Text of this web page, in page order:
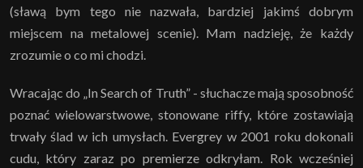
(sławą bym tego nie nazwała, bardziej jakimś dobrym
miejscem na metalowej scenie). Mam nadzieję, że każdy
zrozumie o co mi chodzi.
Wracając do „In Search of Truth” - słuchacze mają sposobność
poznać wielowarstwowe, stonowane riffy, które zostawiają
trwały ślad w ich umysłach. Evergrey w 2001 roku dokonali
cudu, który zaraz po premierze odkryłam. Rok wcześniej